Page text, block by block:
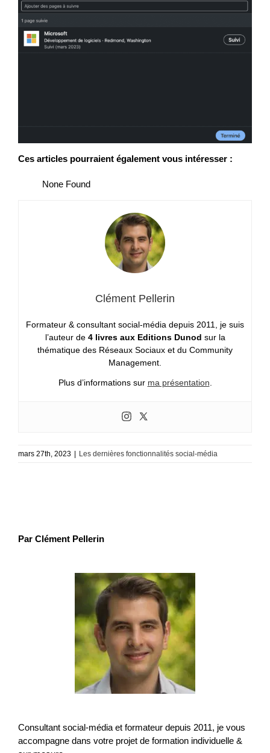
Ces articles pourraient également vous intéresser :
None Found
Clément Pellerin
Formateur & consultant social-média depuis 2011, je suis
l’auteur de 4 livres aux Editions Dunod sur la
thématique des Réseaux Sociaux et du Community
Management.
Plus d’informations sur ma présentation
mars 27th, 2023 | Les dernières fonctionnalités social-média
Par Clément Pellerin
Consultant social-média et formateur depuis 2011, je vous
accompagne dans votre projet de formation individuelle &